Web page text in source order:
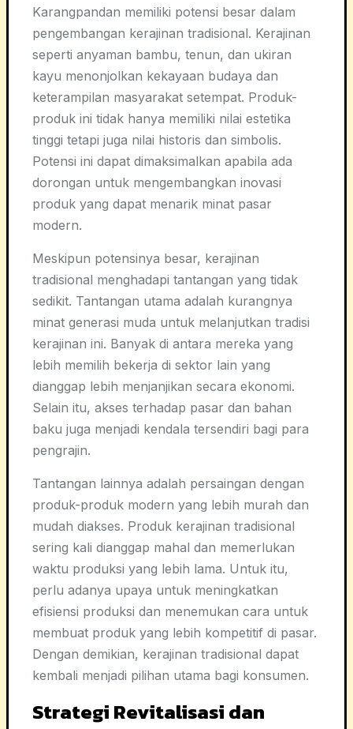
Karangpandan memiliki potensi besar dalam
pengembangan kerajinan tradisional. Kerajinan
seperti anyaman bambu, tenun, dan ukiran
kayu menonjolkan kekayaan budaya dan
keterampilan masyarakat setempat. Produk-
produk ini tidak hanya memiliki nilai estetika
tinggi tetapi juga nilai historis dan simbolis.
Potensi ini dapat dimaksimalkan apabila ada
dorongan untuk mengembangkan inovasi
produk yang dapat menarik minat pasar
modern.
Meskipun potensinya besar, kerajinan
tradisional menghadapi tantangan yang tidak
sedikit. Tantangan utama adalah kurangnya
minat generasi muda untuk melanjutkan tradisi
kerajinan ini. Banyak di antara mereka yang
lebih memilih bekerja di sektor lain yang
dianggap lebih menjanjikan secara ekonomi.
Selain itu, akses terhadap pasar dan bahan
baku juga menjadi kendala tersendiri bagi para
pengrajin.
Tantangan lainnya adalah persaingan dengan
produk-produk modern yang lebih murah dan
mudah diakses. Produk kerajinan tradisional
sering kali dianggap mahal dan memerlukan
waktu produksi yang lebih lama. Untuk itu,
perlu adanya upaya untuk meningkatkan
efisiensi produksi dan menemukan cara untuk
membuat produk yang lebih kompetitif di pasar.
Dengan demikian, kerajinan tradisional dapat
kembali menjadi pilihan utama bagi konsumen.
Strategi Revitalisasi dan